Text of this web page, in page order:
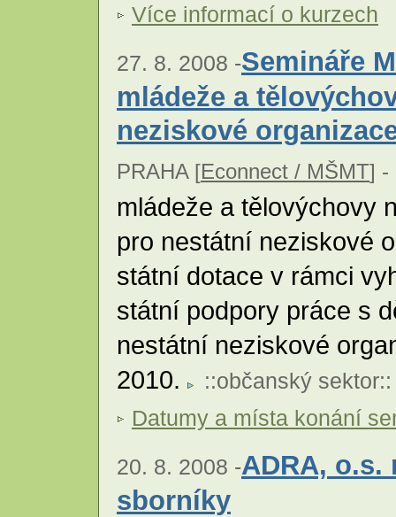
Více informací o kurzech
27. 8. 2008 -Semináře
mládeže a
neziskové
PRAHA [Econnect / MŠMT] -
mládeže a tělovýchovy
pro nestátní neziskové
státní dotace v rámci
státní podpory práce s
nestátní neziskové
2010.
::občanský sektor::
Datumy a místa konání
20. 8. 2008 -ADRA, o.s.
sborníky